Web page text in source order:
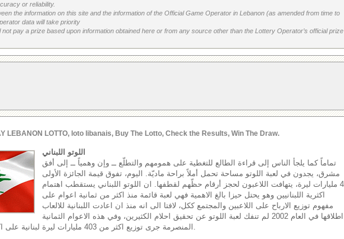
or reliability.
the information on this site and the information of the Official Game Operator in Lebanon (as amended from time to
data will take priority
pay a prize based upon information obtained here or from any source other than the Lottery Operator’s official prize
LEBANON LOTTO, loto libanais, Buy The Lotto, Check the Results, Win The Draw.
اللوتو اللبناني
تماماً كما يلجأ الناس إلى قراءة الطالع للتغطية على همومهم والتطلّع ــ وإن وهمياً ــ إلى أفق
مشرق، يجدون في لعبة اللوتو مساحة تحمل أملاً براحة ماديّة. اليوم، تفوق قيمة الجائزة الأولى
4 مليارات ليرة، يتهافت اللاعبون لحجز أرقام حظّهم لقطفها. ان اللوتو اللبناني يستقطب اهتمام
اكثرية اللبنانيين وهو يحتل حيزا بالغ الاهمية فهي لعبة قائمة منذ اكثر من ثمانية اعوام على
مفهوم توزيع الارباح على اللاعبين والمجتمع ككل، لافتا الى انه منذ ان اعادت اللبنانية للالعاب
اطلاقها في العام 2002 لم تنفك لعبة اللوتو عن تحقيق احلام الكثيرين، وفي هذه الاعوام الثمانية
المنصرمة جرى توزيع اكثر من 403 مليارات ليرة لبنانية على اكثر من 17 مليون رابح.